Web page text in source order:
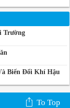
Trường
Biến Đổi Khí Hậu
To Top